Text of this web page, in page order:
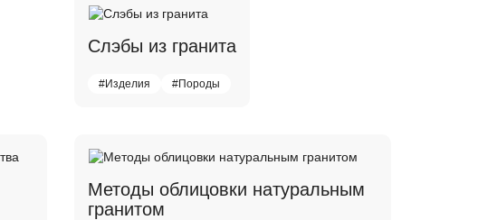
Слэбы из гранита
#Изделия #Породы
Методы облицовки натуральным
гранитом